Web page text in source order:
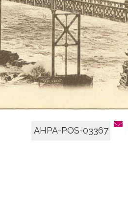
AHPA-POS-03367